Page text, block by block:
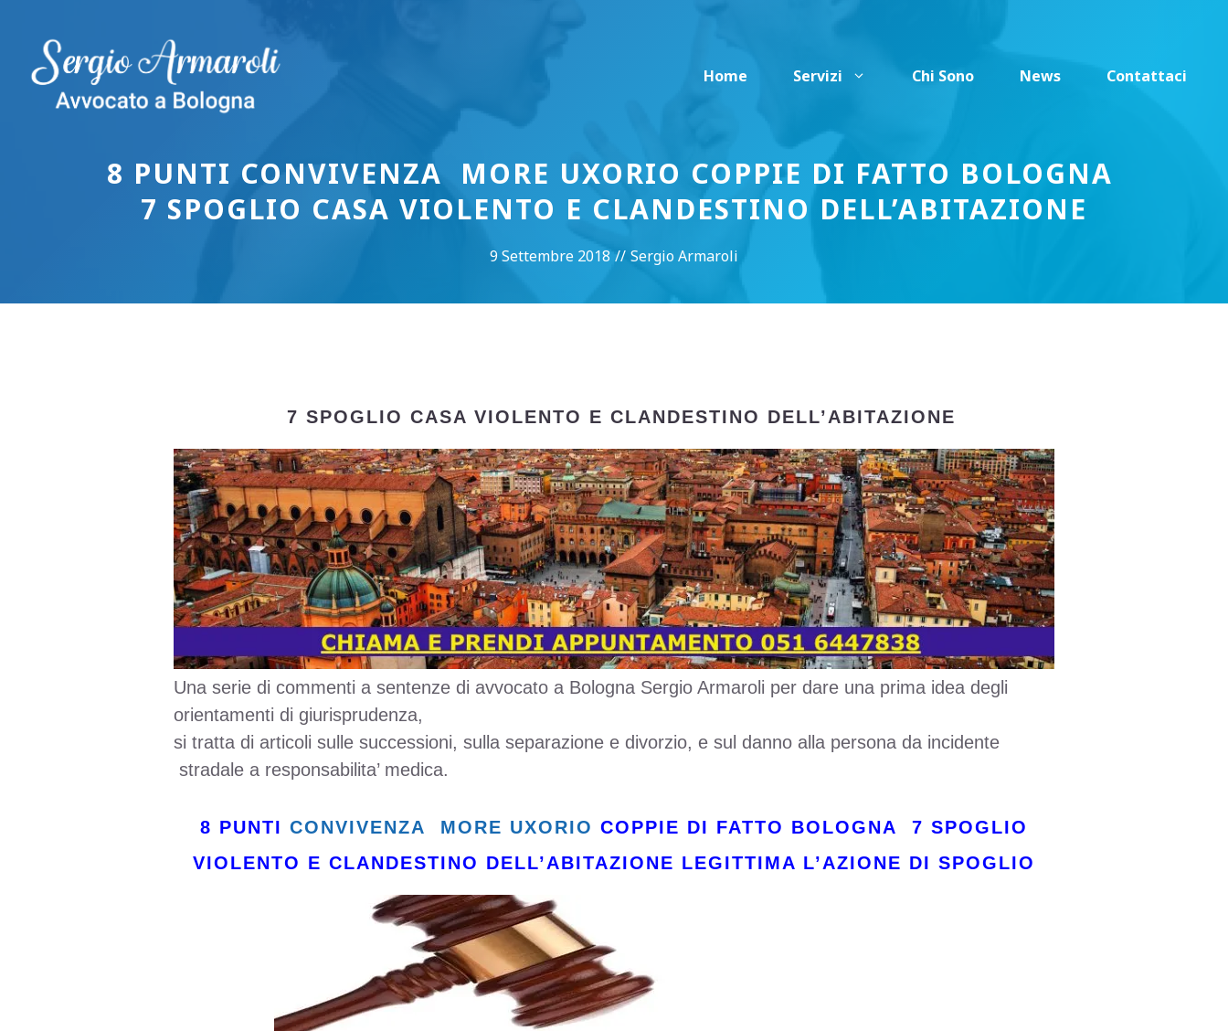
contenuto
Home
Servizi Chi Sono News Contattaci
8 PUNTI CONVIVENZA MORE UXORIO COPPIE DI FATTO BOLOGNA
7 SPOGLIO CASA VIOLENTO E CLANDESTINO DELL’ABITAZIONE
9 Settembre 2018 // Sergio Armaroli
7 SPOGLIO CASA VIOLENTO E CLANDESTINO DELL’ABITAZIONE
Una serie di commenti a sentenze di avvocato a Bologna Sergio Armaroli per dare una prima idea degli
orientamenti di giurisprudenza,
si tratta di articoli sulle successioni, sulla separazione e divorzio, e sul danno alla persona da incidente
stradale a responsabilita’ medica.
8 PUNTI CONVIVENZA MORE UXORIO COPPIE DI FATTO BOLOGNA 7 SPOGLIO
VIOLENTO E CLANDESTINO DELL’ABITAZIONE LEGITTIMA L’AZIONE DI SPOGLIO